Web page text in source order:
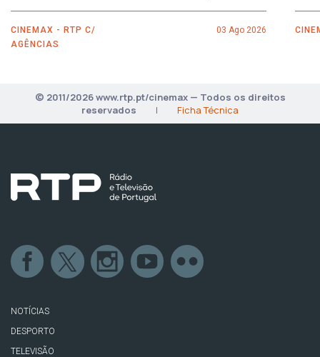
CINEMAX - RTP C/
AGÊNCIAS
03 Ago 2026
© 2011/2026 www.rtp.pt/cinemax — Todos os direitos
reservados
| Ficha Técnica
NOTÍCIAS
DESPORTO
TELEVISÃO